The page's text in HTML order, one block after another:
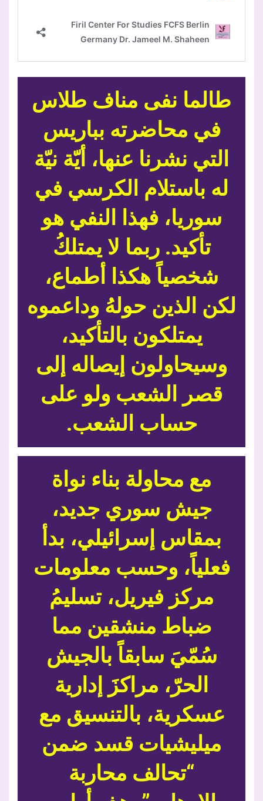
طالما نفى مناف طلاس
في محاضرته بباريس
التي نشرنا عنها، أيّة نيّة
له باستلام الكرسي في
سوريا، فهذا النفي هو
تأكيد. ربما لا يمتلكُ
شخصياً هكذا أطماع،
لكن الذين حولهُ وداعموه
يمتلكون بالتأكيد،
وسيحاولون إيصاله إلى
قصر الشعب ولو على
حساب الشعب.
مع محاولة بناء نواة
جيش سوري جديد،
بمقاس إسرائيلي، بدأ
فعلياً، وحسب معلومات
مركز فيريل، تسليمُ
ضباط منشقين مما
سُمّيَ سابقاً بالجيش
الحرّ، مراكزَ إدارية
عسكرية، بالتنسيق مع
ميليشيات قسد ضمن
“تحالف محاربة